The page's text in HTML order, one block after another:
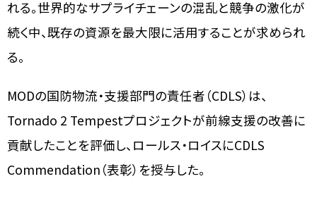
れる。世界的なサプライチェーンの混乱と競争の激化が
続く中、既存の資源を最大限に活用することが求められ
る。
MODの国防物流・支援部門の責任者（CDLS）は、
Tornado 2 Tempestプロジェクトが前線支援の改善に
貢献したことを評価し、ロールス・ロイスにCDLS
Commendation（表彰）を授与した。